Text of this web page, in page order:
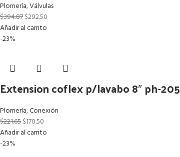
Plomería,Válvulas
$394.87$292.50
Añadir al carrito
-23%
Extension coflex p/lavabo 8″ ph-205
Plomería,Conexión
$221.65$170.50
Añadir al carrito
-23%